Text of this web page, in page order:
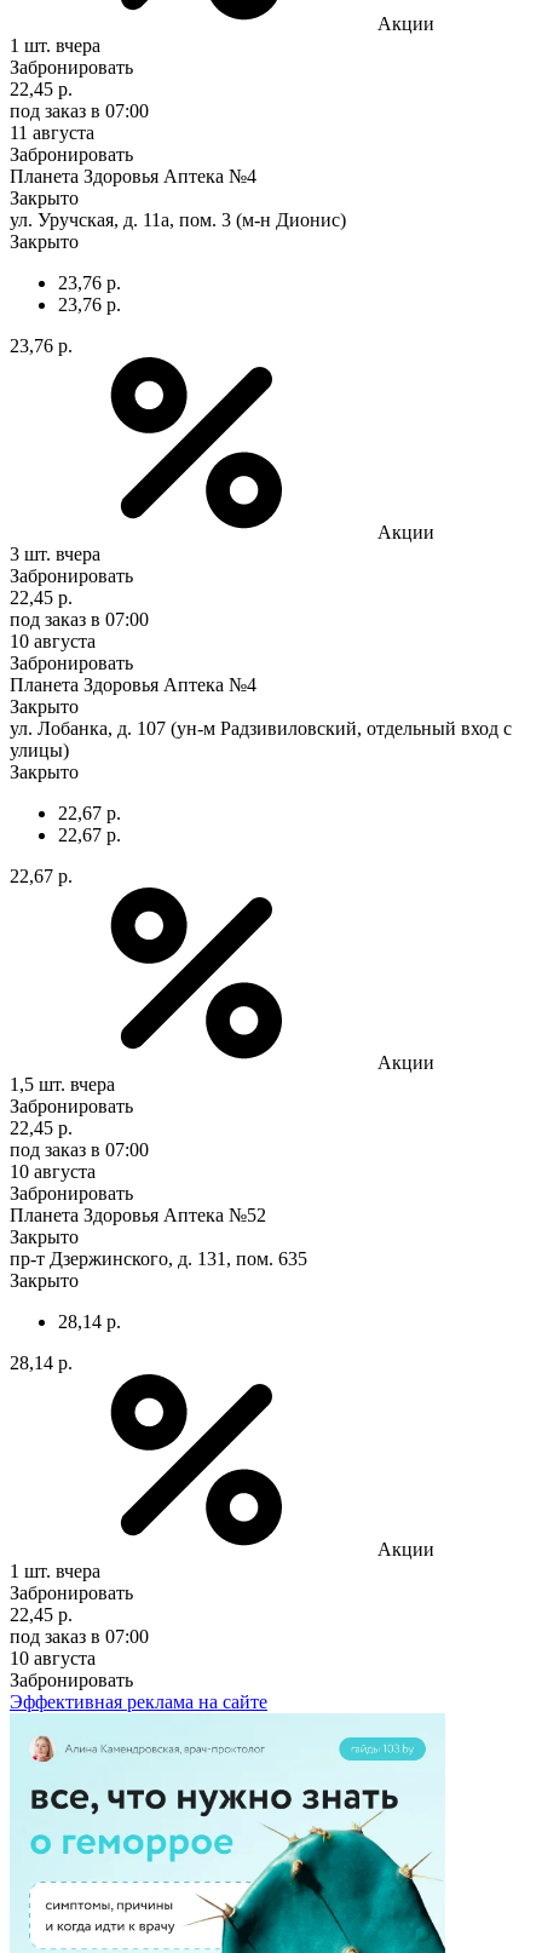
Акции
1 шт. вчера
Забронировать
22,45 р.
под заказ в 07:00
11 августа
Забронировать
Планета Здоровья Аптека №4
Закрыто
ул. Уручская, д. 11а, пом. 3 (м-н Дионис)
Закрыто
23,76 р.
23,76 р.
23,76 р.
Акции
3 шт. вчера
Забронировать
22,45 р.
под заказ в 07:00
10 августа
Забронировать
Планета Здоровья Аптека №4
Закрыто
ул. Лобанка, д. 107 (ун-м Радзивиловский, отдельный вход с
улицы)
Закрыто
22,67 р.
22,67 р.
22,67 р.
Акции
1,5 шт. вчера
Забронировать
22,45 р.
под заказ в 07:00
10 августа
Забронировать
Планета Здоровья Аптека №52
Закрыто
пр-т Дзержинского, д. 131, пом. 635
Закрыто
28,14 р.
28,14 р.
Акции
1 шт. вчера
Забронировать
22,45 р.
под заказ в 07:00
10 августа
Забронировать
Эффективная реклама на сайте